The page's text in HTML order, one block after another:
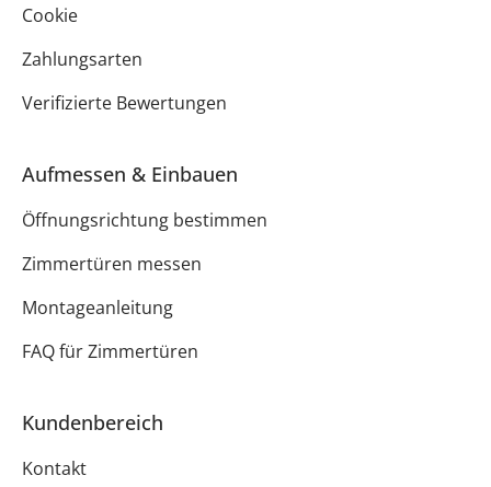
Cookie
Zahlungsarten
Verifizierte Bewertungen
Aufmessen & Einbauen
Öffnungsrichtung bestimmen
Zimmertüren messen
Montageanleitung
FAQ für Zimmertüren
Kundenbereich
Kontakt